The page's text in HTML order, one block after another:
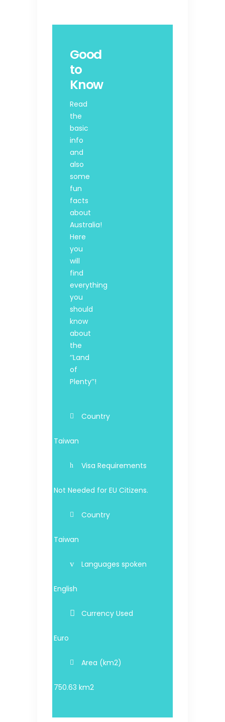
Good
to
Know
Read
the
basic
info
and
also
some
fun
facts
about
Australia!
Here
you
will
find
everything
you
should
know
about
the
‘’Land
of
Plenty’’!
Country
Taiwan
Visa Requirements
Not Needed for EU Citizens.
Country
Taiwan
Languages spoken
English
Currency Used
Euro
Area (km2)
750.63 km2